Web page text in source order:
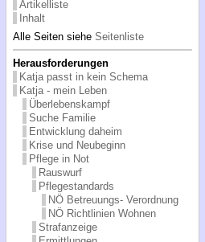
Artikelliste
Inhalt
Alle Seiten siehe Seitenliste
Herausforderungen
Katja passt in kein Schema
Katja - mein Leben
Überlebenskampf
Suche Familie
Entwicklung daheim
Krise und Neubeginn
Pflege in Not
Rauswurf
Pflegestandards
NÖ Betreuungs- Verordnung
NÖ Richtlinien Wohnen
Strafanzeige